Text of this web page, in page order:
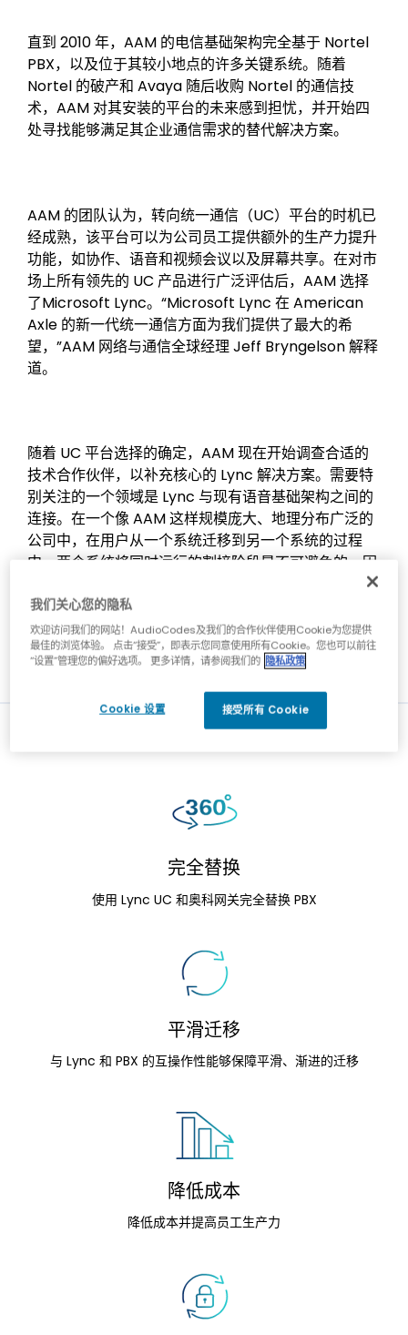
直到 2010 年，AAM 的电信基础架构完全基于 Nortel
PBX，以及位于其较小地点的许多关键系统。随着
Nortel 的破产和 Avaya 随后收购 Nortel 的通信技
术，AAM 对其安装的平台的未来感到担忧，并开始四
处寻找能够满足其企业通信需求的替代解决方案。
AAM 的团队认为，转向统一通信（UC）平台的时机已
经成熟，该平台可以为公司员工提供额外的生产力提升
功能，如协作、语音和视频会议以及屏幕共享。在对市
场上所有领先的 UC 产品进行广泛评估后，AAM 选择
了Microsoft Lync。“Microsoft Lync 在 American
Axle 的新一代统一通信方面为我们提供了最大的希
望，”AAM 网络与通信全球经理 Jeff Bryngelson 解释
道。
随着 UC 平台选择的确定，AAM 现在开始调查合适的
技术合作伙伴，以补充核心的 Lync 解决方案。需要特
别关注的一个领域是 Lync 与现有语音基础架构之间的
连接。在一个像 AAM 这样规模庞大、地理分布广泛的
公司中，在用户从一个系统迁移到另一个系统的过程
中，两个系统将同时运行的割接阶段是不可避免的。因
此，该公司需要一个可靠的解决方案，来确保其员工在
整个迁移过程中及之后，都能保持不间断的高质量语音
通信。
亮点与挑战
完全替换
使用 Lync UC 和奥科网关完全替换 PBX
平滑迁移
与 Lync 和 PBX 的互操作性能够保障平滑、渐进的迁移
降低成本
降低成本并提高员工生产力
我们关心您的隐私
欢迎访问我们的网站！AudioCodes及我们的合作伙伴使用Cookie为您提供
最佳的浏览体验。 点击“接受”，即表示您同意使用所有Cookie。您也可以前往
“设置”管理您的偏好选项。 更多详情，请参阅我们的 隐私政策
Cookie 设置 接受所有 Cookie